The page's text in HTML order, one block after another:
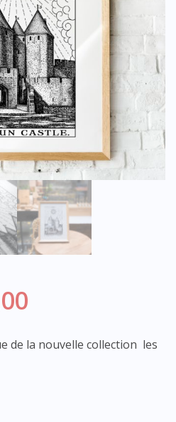
de la nouvelle collection les